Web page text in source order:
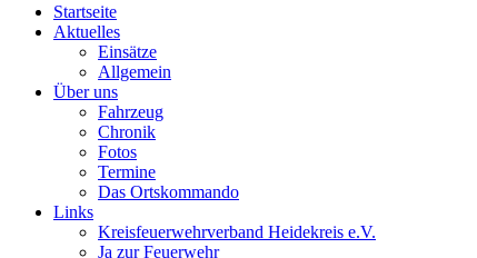
Startseite
Aktuelles
Einsätze
Allgemein
Über uns
Fahrzeug
Chronik
Fotos
Termine
Das Ortskommando
Links
Kreisfeuerwehrverband Heidekreis e.V.
Ja zur Feuerwehr